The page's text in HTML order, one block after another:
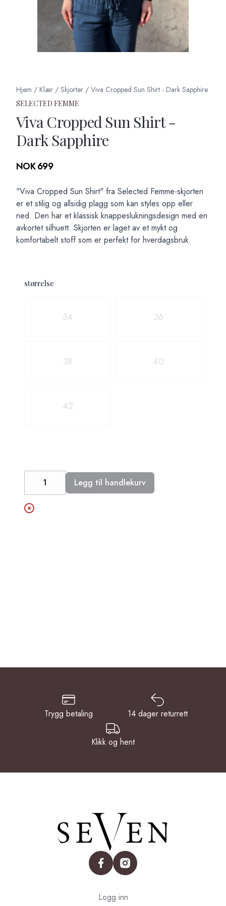
Hjem / Klær / Skjorter / Viva Cropped Sun Shirt - Dark Sapphire
SELECTED FEMME
Viva Cropped Sun Shirt -
Dark Sapphire
Produktdetaljer
NOK 699
Description
"Viva Cropped Sun Shirt" fra Selected Femme-skjorten
er et stilig og allsidig plagg som kan styles opp eller
ned. Den har et klassisk knappeslukningsdesign med en
avkortet silhuett. Skjorten er laget av et mykt og
komfortabelt stoff som er perfekt for hverdagsbruk.
størrelse
34 36
38 40
42
DecreaseIncreaseLegg til handlekurv
Trygg betaling 14 dager returrett
Klikk og hent
facebookinstagram
Logg inn